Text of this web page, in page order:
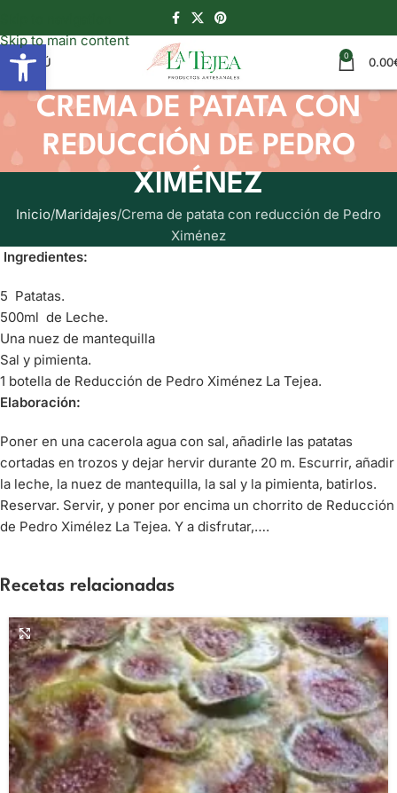
Skip to main content
MENÚ 0 0.00
CREMA DE PATATA CON
REDUCCIÓN DE PEDRO
XIMÉNEZ
Inicio Maridajes Crema de patata con reducción de Pedro
Ximénez
Ingredientes:
5 Patatas.
500ml de Leche.
Una nuez de mantequilla
Sal y pimienta.
1 botella de Reducción de Pedro Ximénez La Tejea.
Elaboración:
Poner en una cacerola agua con sal, añadirle las patatas
cortadas en trozos y dejar hervir durante 20 m. Escurrir, añadir
la leche, la nuez de mantequilla, la sal y la pimienta, batirlos.
Reservar. Servir, y poner por encima un chorrito de Reducción
de Pedro Ximélez La Tejea. Y a disfrutar,….
Recetas relacionadas
Abrir barra de herramientas